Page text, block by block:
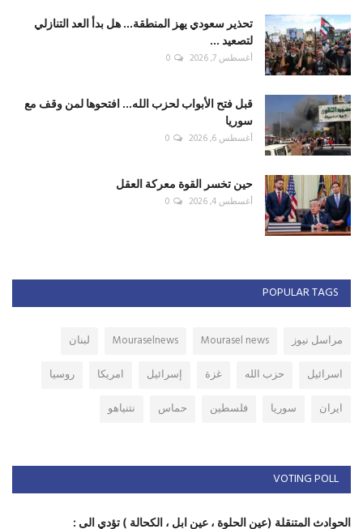
تحذير سعودي يهز المنطقة... هل بدأ العد التنازلي
لتصعيد ...
أغسطس 7, 2026 0
قبل فتح الأبواب لحزب الله... افتحوها لمن وقف مع
سوريا
أغسطس 6, 2026 0
حين تخسر القوة معركة العقل
أغسطس 4, 2026 0
POPULAR TAGS
مراسل نيوز Mourasel news
Mouraselnews
لبنان
اسرائيل
حزب الله غزة إسرائيل امريكا
روسيا
ايران
سوريا فلسطين حماس نتنياهو
VOTING POLL
الحوادث المتنقلة (عين الحلوة ، عين ابل ، الكحالة ) تؤدي الى :